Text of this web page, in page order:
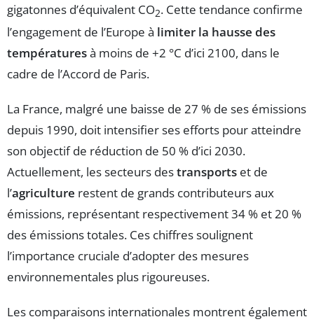
gigatonnes d’équivalent CO2. Cette tendance confirme
l’engagement de l’Europe à limiter la hausse des
températuresà moins de +2 °C d’ici 2100, dans le
cadre de l’Accord de Paris.
La France, malgré une baisse de 27 % de ses émissions
depuis 1990, doit intensifier ses efforts pour atteindre
son objectif de réduction de 50 % d’ici 2030.
Actuellement, les secteurs destransports et de
l’agriculture restent de grands contributeurs aux
émissions, représentant respectivement 34 % et 20 %
des émissions totales. Ces chiffres soulignent
l’importance cruciale d’adopter des mesures
environnementales plus rigoureuses.
Les comparaisons internationales montrent également